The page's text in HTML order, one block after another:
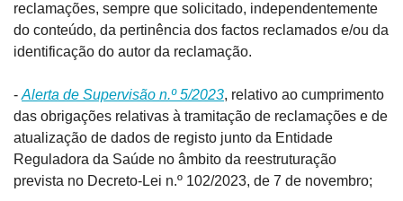
reclamações, sempre que solicitado, independentemente
do conteúdo, da pertinência dos factos reclamados e/ou da
identificação do autor da reclamação.
- Alerta de Supervisão n.º 5/2023, relativo ao cumprimento
das obrigações relativas à tramitação de reclamações e de
atualização de dados de registo junto da Entidade
Reguladora da Saúde no âmbito da reestruturação
prevista no Decreto-Lei n.º 102/2023, de 7 de novembro;